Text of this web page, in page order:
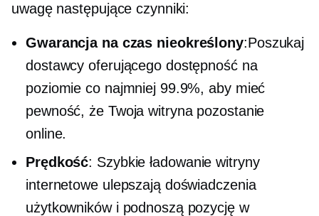
uwagę następujące czynniki:
Gwarancja na czas nieokreślony:Poszukaj
dostawcy oferującego dostępność na
poziomie co najmniej 99.9%, aby mieć
pewność, że Twoja witryna pozostanie
online.
Prędkość: Szybkie ładowanie witryny
internetowe ulepszają doświadczenia
użytkowników i podnoszą pozycję w